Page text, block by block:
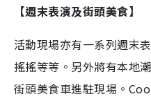
【週末表演及街頭美食】
活動現場亦有一系列週末
搖搖等等。另外將有本地
街頭美食車進駐現場。